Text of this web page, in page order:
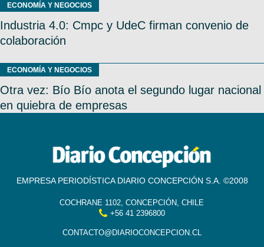
ECONOMÍA Y NEGOCIOS
Industria 4.0: Cmpc y UdeC firman convenio de
colaboración
ECONOMÍA Y NEGOCIOS
Otra vez: Bío Bío anota el segundo lugar nacional
en quiebra de empresas
EMPRESA PERIODÍSTICA DIARIO CONCEPCIÓN S.A. ©2008
COCHRANE 1102, CONCEPCIÓN, CHILE
+56 41 2396800
CONTACTO@DIARIOCONCEPCION.CL